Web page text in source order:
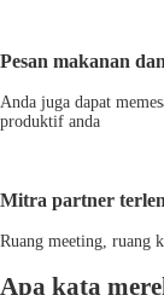
Pesan makanan
Anda juga dapat
produktif anda
Mitra partner
Ruang meeting, ruang
Apa kata